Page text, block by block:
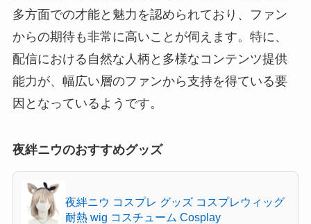
多方面での才能と魅力を認められており、ファン
からの期待も非常に高いことが伺えます。特に、
配信における自然な人柄と多様なコンテンツ提供
能力が、幅広い層のファンから支持を得ている要
因となっているようです。
夜絆ニウのおすすめグッズ
夜絆ニウ コスプレ グッズ コスプレウィッグ
耐熱 wig コスチューム Cosplay